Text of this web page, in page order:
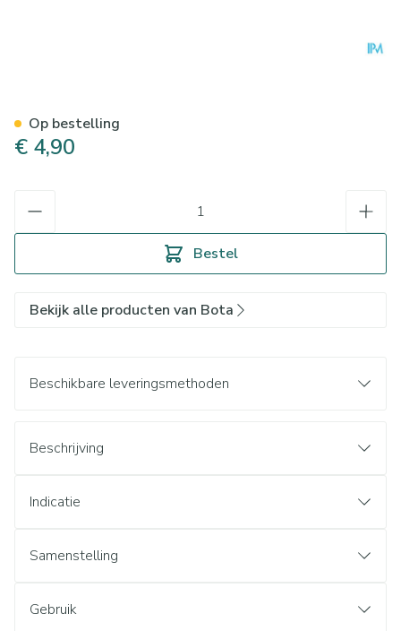
€ 4,90
Bestel
Op bestelling
Bekijk alle producten van Bota
Beschikbare leveringsmethoden
Beschrijving
Indicatie
Samenstelling
Gebruik